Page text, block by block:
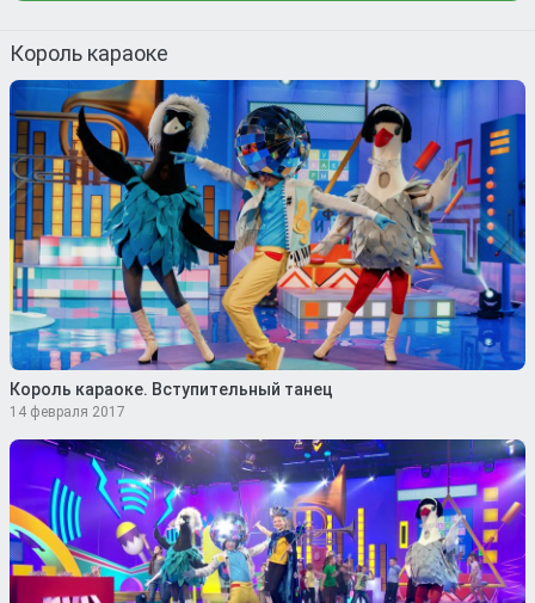
Король караоке
Король караоке. Вступительный танец
14 февраля 2017